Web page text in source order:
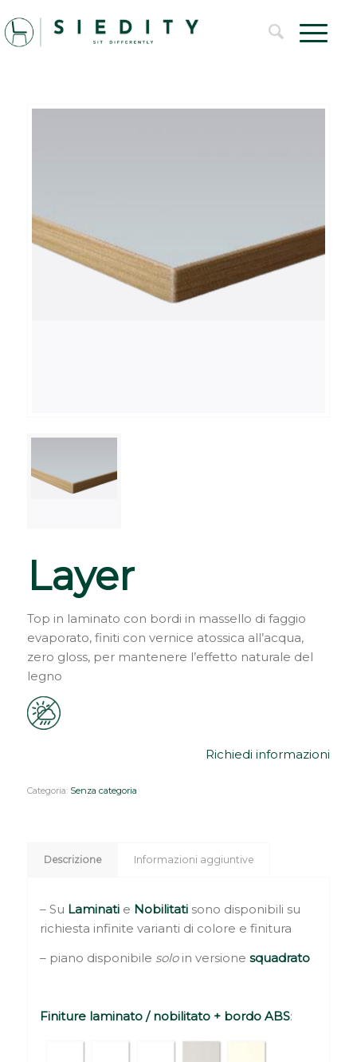
Layer
Top in laminato con bordi in massello di faggio
evaporato, finiti con vernice atossica all’acqua,
zero gloss, per mantenere l’effetto naturale del
legno
Richiedi informazioni
Categoria: Senza categoria
Descrizione Informazioni aggiuntive
– Su Laminatie Nobilitatisono disponibili su
richiesta infinite varianti di colore e finitura
– piano disponibile soloin versione squadrato
Finiture laminato / nobilitato + bordo ABS: